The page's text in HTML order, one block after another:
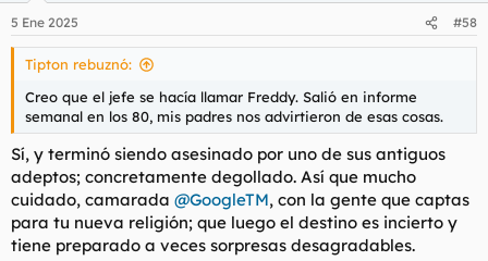
e
s
5 Ene 2025 #58
Tipton rebuznó:
Creo que el jefe se hacía llamar Freddy. Salió en informe
semanal en los 80, mis padres nos advirtieron de esas cosas.
Sí, y terminó siendo asesinado por uno de sus antiguos
adeptos; concretamente degollado. Así que mucho
cuidado, camarada @GoogleTM, con la gente que captas
para tu nueva religión; que luego el destino es incierto y
tiene preparado a veces sorpresas desagradables.